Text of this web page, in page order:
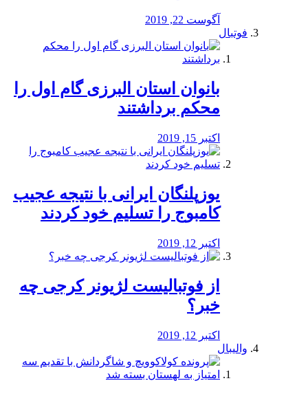
آگوست 22, 2019
فوتبال
بانوان استان البرزی گام اول را
محكم برداشتند
اکتبر 15, 2019
یوزپلنگان ایرانی با نتیجه عجیب
کامبوج را تسلیم خود کردند
اکتبر 12, 2019
از فوتبالیست لژیونر کرجی چه
خبر؟
اکتبر 12, 2019
والیبال